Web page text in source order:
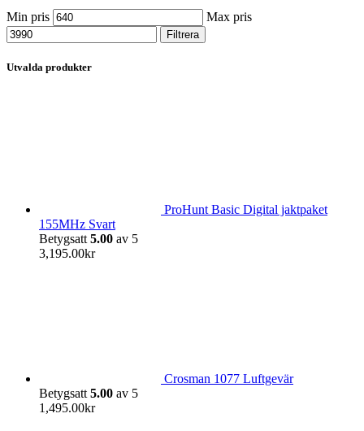
Min pris Max pris
Filtrera
Utvalda produkter
ProHunt Basic Digital jaktpaket
155MHz Svart
Betygsatt 5.00 av 5
3,195.00kr
Crosman 1077 Luftgevär
Betygsatt 5.00 av 5
1,495.00kr